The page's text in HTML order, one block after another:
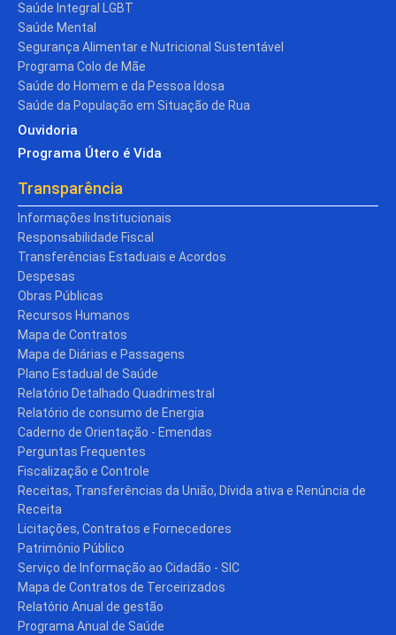
Saúde Integral LGBT
Saúde Mental
Segurança Alimentar e Nutricional Sustentável
Programa Colo de Mãe
Saúde do Homem e da Pessoa Idosa
Saúde da População em Situação de Rua
Ouvidoria
Programa Útero é Vida
Transparência
Informações Institucionais
Responsabilidade Fiscal
Transferências Estaduais e Acordos
Despesas
Obras Públicas
Recursos Humanos
Mapa de Contratos
Mapa de Diárias e Passagens
Plano Estadual de Saúde
Relatório Detalhado Quadrimestral
Relatório de consumo de Energia
Caderno de Orientação - Emendas
Perguntas Frequentes
Fiscalização e Controle
Receitas, Transferências da União, Dívida ativa e Renúncia de
Receita
Licitações, Contratos e Fornecedores
Patrimônio Público
Serviço de Informação ao Cidadão - SIC
Mapa de Contratos de Terceirizados
Relatório Anual de gestão
Programa Anual de Saúde